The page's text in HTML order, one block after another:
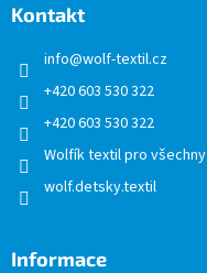
Kontakt
info@wolf-textil.cz
+420 603 530 322
+420 603 530 322
Wolfík textil pro všechny
wolf.detsky.textil
Informace